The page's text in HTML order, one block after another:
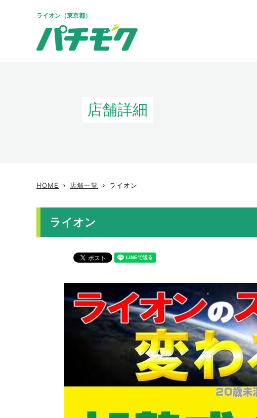
ライオン（東京都）
店舗詳細
HOME keyboard_arrow_right 店舗一覧 keyboard_arrow_right ライオン
ライオン